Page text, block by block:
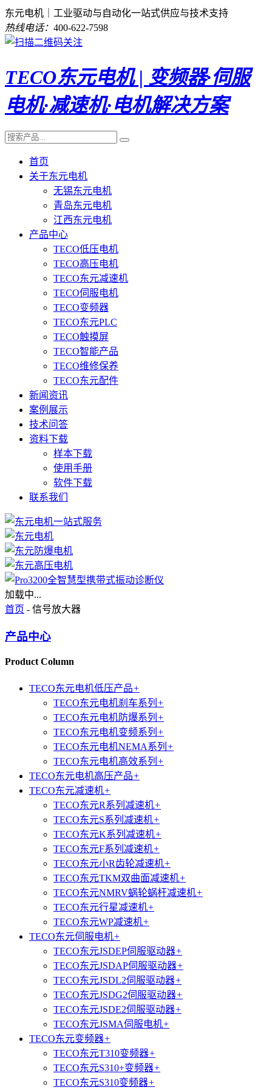
东元电机｜工业驱动与自动化一站式供应与技术支持
热线电话： 400-622-7598
TECO东元电机 | 变频器·伺服
电机·减速机·电机解决方案
首页
关于东元电机
无锡东元电机
青岛东元电机
江西东元电机
产品中心
TECO低压电机
TECO高压电机
TECO东元减速机
TECO伺服电机
TECO变频器
TECO东元PLC
TECO触摸屏
TECO智能产品
TECO维修保养
TECO东元配件
新闻资讯
案例展示
技术问答
资料下载
样本下载
使用手册
软件下载
联系我们
加载中...
首页 - 信号放大器
产品中心
Product Column
TECO东元电机低压产品+
TECO东元电机刹车系列 +
TECO东元电机防爆系列 +
TECO东元电机变频系列 +
TECO东元电机NEMA系列 +
TECO东元电机高效系列 +
TECO东元电机高压产品+
TECO东元减速机+
TECO东元R系列减速机+
TECO东元S系列减速机+
TECO东元K系列减速机+
TECO东元F系列减速机+
TECO东元小R齿轮减速机+
TECO东元TKM双曲面减速机+
TECO东元NMRV蜗轮蜗杆减速机+
TECO东元行星减速机+
TECO东元WP减速机+
TECO东元伺服电机+
TECO东元JSDEP伺服驱动器+
TECO东元JSDAP伺服驱动器+
TECO东元JSDL2伺服驱动器+
TECO东元JSDG2伺服驱动器+
TECO东元JSDE2伺服驱动器+
TECO东元JSMA伺服电机+
TECO东元变频器+
TECO东元T310变频器+
TECO东元S310+变频器+
TECO东元S310变频器+